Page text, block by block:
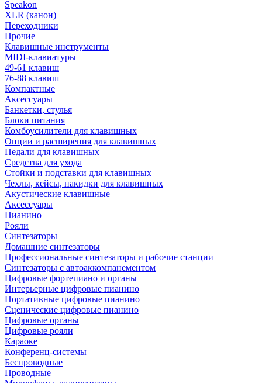
Speakon
XLR (канон)
Переходники
Прочие
Клавишные инструменты
MIDI-клавиатуры
49-61 клавиш
76-88 клавиш
Компактные
Аксессуары
Банкетки, стулья
Блоки питания
Комбоусилители для клавишных
Опции и расширения для клавишных
Педали для клавишных
Средства для ухода
Стойки и подставки для клавишных
Чехлы, кейсы, накидки для клавишных
Акустические клавишные
Аксессуары
Пианино
Рояли
Синтезаторы
Домашние синтезаторы
Профессиональные синтезаторы и рабочие станции
Синтезаторы с автоаккомпанементом
Цифровые фортепиано и органы
Интерьерные цифровые пианино
Портативные цифровые пианино
Сценические цифровые пианино
Цифровые органы
Цифровые рояли
Караоке
Конференц-системы
Беспроводные
Проводные